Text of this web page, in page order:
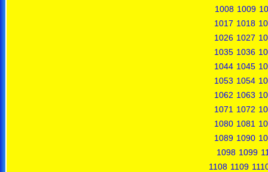
1008 1009
1017 1018
1026 1027
1035 1036
1044 1045
1053 1054
1062 1063
1071 1072
1080 1081
1089 1090
1098 1099
1108 1109